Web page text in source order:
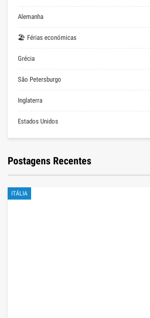
Alemanha
🏖 Férias económicas
Grécia
São Petersburgo
Inglaterra
Estados Unidos
Postagens Recentes
ITÁLIA